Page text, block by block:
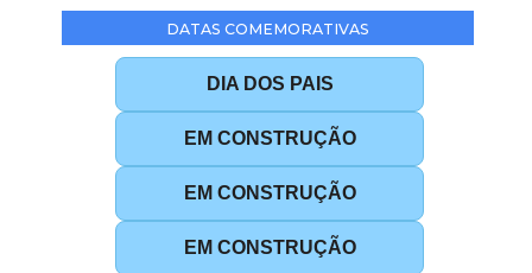
DATAS COMEMORATIVAS
DIA DOS PAIS
EM CONSTRUÇÃO
EM CONSTRUÇÃO
EM CONSTRUÇÃO